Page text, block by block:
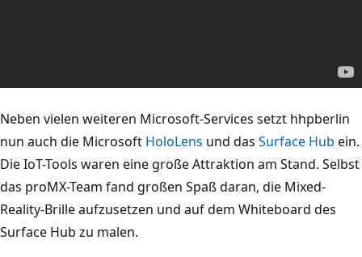
Neben vielen weiteren Microsoft-Services setzt hhpberlin
nun auch die Microsoft HoloLens und das Surface Hub ein.
Die IoT-Tools waren eine große Attraktion am Stand. Selbst
das proMX-Team fand großen Spaß daran, die Mixed-
Reality-Brille aufzusetzen und auf dem Whiteboard des
Surface Hub zu malen.